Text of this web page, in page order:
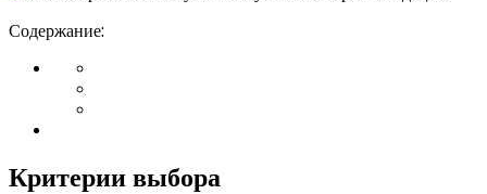
Содержание:
Критерии выбора